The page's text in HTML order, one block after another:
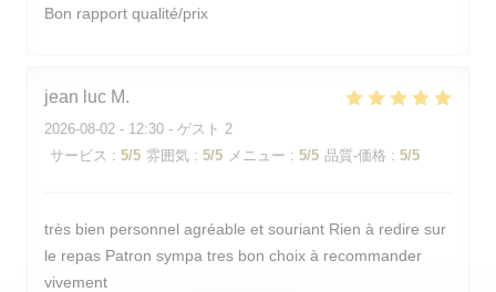
Bon rapport qualité/prix
jean luc M
2026-08-02 - 12:30 - ゲスト 2
サービス : 5/5 雰囲気 : 5/5 メニュー : 5/5 品質-価格 : 5/5
très bien personnel agréable et souriant Rien à redire sur
le repas Patron sympa tres bon choix à recommander
vivement